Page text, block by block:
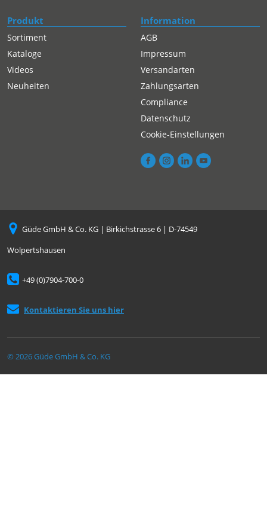
Produkt
Sortiment
Kataloge
Videos
Neuheiten
Information
AGB
Impressum
Versandarten
Zahlungsarten
Compliance
Datenschutz
Cookie-Einstellungen
Güde GmbH & Co. KG | Birkichstrasse 6 | D-74549
Wolpertshausen
+49 (0)7904-700-0
Kontaktieren Sie uns hier
© 2026 Güde GmbH & Co. KG